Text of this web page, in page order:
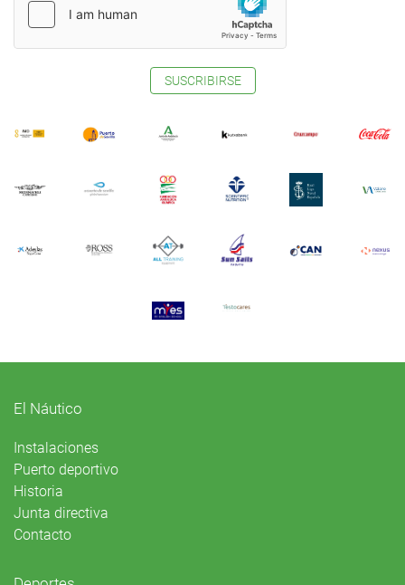
SUSCRIBIRSE
El Náutico
Instalaciones
Puerto deportivo
Historia
Junta directiva
Contacto